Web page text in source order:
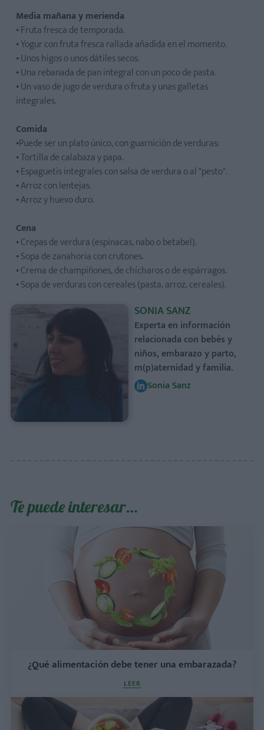
Media mañana ymerienda
• Fruta fresca de temporada.
• Yogur con fruta fresca rallada añadida en el momento.
• Unos higos o unos dátiles secos.
• Una rebanada de pan integral con un poco de pasta.
• Un vaso de jugo de verdura o fruta y unas galletas
integrales.
Comida
•Puede ser un plato único, con guarnición de verduras:
• Tortilla de calabaza y papa.
• Espaguetis integrales con salsa de verdura o al "pesto".
• Arroz con lentejas.
• Arroz y huevo duro.
Cena
• Crepas de verdura (espinacas, nabo o betabel).
• Sopa de zanahoria con crutones.
• Crema de champiñones, de chícharos o de espárragos.
• Sopa de verduras con cereales (pasta, arroz, cereales).
SONIA SANZ
Experta en información
relacionada con bebés y
niños, embarazo y parto,
m(p)aternidad y familia.
Sonia Sanz
Te puede interesar…
¿Qué alimentación debe tener una embarazada?
LEER